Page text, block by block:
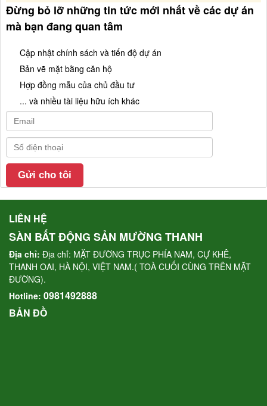
Đừng bỏ lỡ những tin tức mới nhất về các dự án
mà bạn đang quan tâm
Cập nhật chính sách và tiến độ dự án
Bản vẽ mặt bằng căn hộ
Hợp đồng mẫu của chủ đầu tư
... và nhiều tài liệu hữu ích khác
LIÊN HỆ
SÀN BẤT ĐỘNG SẢN MƯỜNG THANH
Địa chỉ: Địa chỉ: MẶT ĐƯỜNG TRỤC PHÍA NAM, CỰ KHÊ,
THANH OAI, HÀ NỘI, VIỆT NAM.( TOÀ CUỐI CÙNG TRÊN MẶT
ĐƯỜNG).
Hotline: 0981492888
BẢN ĐỒ